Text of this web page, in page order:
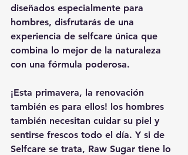
diseñados especialmente para
hombres, disfrutarás de una
experiencia de selfcare única que
combina lo mejor de la naturaleza
con una fórmula poderosa.
¡Esta primavera, la renovación
también es para ellos! los hombres
también necesitan cuidar su piel y
sentirse frescos todo el día. Y si de
Selfcare se trata, Raw Sugar tiene lo